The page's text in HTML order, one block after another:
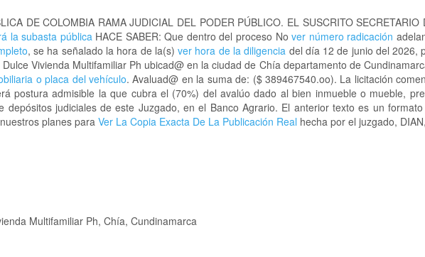
DE COLOMBIA RAMA JUDICIAL DEL PODER PÚBLICO. EL SUSCRITO SECRETARIO
la subasta públicaHACE SABER: Que dentro del proceso Nover número radicación
, se ha señalado la hora de la(s)ver hora de la diligencia del día 12 de junio del 2026,
Vivienda Multifamiliar Ph ubicad@ en la ciudad de Chía departamento de
o placa del vehículo. Avaluad@ en la suma de: ($ 389467540.oo). La licitación
postura admisible la que cubra el (70%) del avalúo dado al bien inmueble o mueble,
depósitos judiciales de este Juzgado, en el Banco Agrario. El anterior texto es un
planes paraVer La Copia Exacta De La Publicación Real hecha por el juzgado,
Multifamiliar Ph, Chía, Cundinamarca